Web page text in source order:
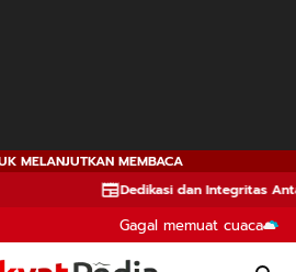
MELANJUTKAN MEMBACA
Dedikasi dan Integritas Antar Ari
Gagal memuat cuaca